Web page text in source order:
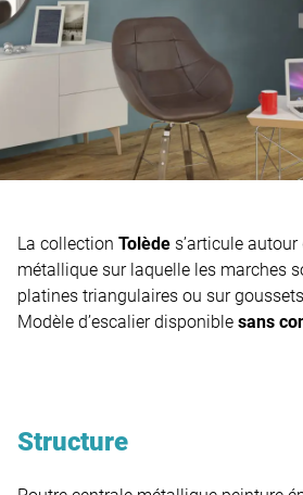
La collection Tolède s’articule
métallique sur laquelle les marches
platines triangulaires ou sur
Modèle d’escalier disponible sans
Structure